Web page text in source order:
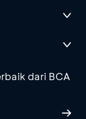
dari BCA